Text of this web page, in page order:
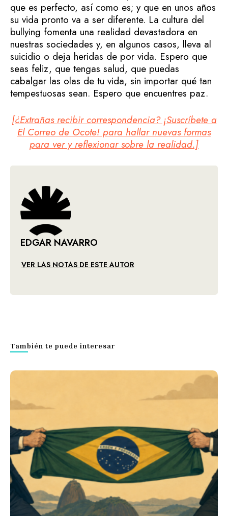
que es perfecto, así como es; y que en unos años
su vida pronto va a ser diferente. La cultura del
bullying fomenta una realidad devastadora en
nuestras sociedades y, en algunos casos, lleva al
suicidio o deja heridas de por vida. Espero que
seas feliz, que tengas salud, que puedas
cabalgar las olas de tu vida, sin importar qué tan
tempestuosas sean. Espero que encuentres paz.
[¿Extrañas recibir correspondencia? ¡Suscríbete a
El Correo de Ocote! para hallar nuevas formas
para ver y reflexionar sobre la realidad.]
EDGAR NAVARRO
VER LAS NOTAS DE ESTE AUTOR
También te puede interesar